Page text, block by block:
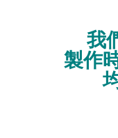
我
製作